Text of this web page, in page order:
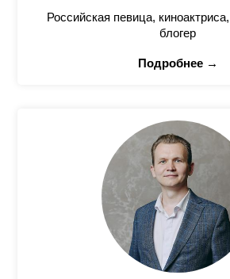
Российская певица,
блогер
Подробнее →